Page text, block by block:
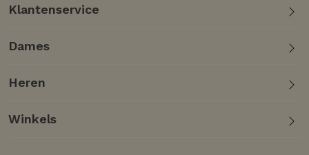
Klantenservice
Dames
Heren
Winkels